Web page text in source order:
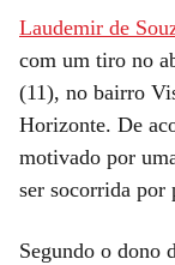
Laudemir de
com um tiro no
(11), no bairro
Horizonte. De
motivado por
ser socorrida por
Segundo o dono